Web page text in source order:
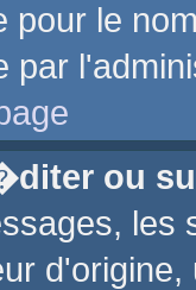
pour le
ou
d'origine,